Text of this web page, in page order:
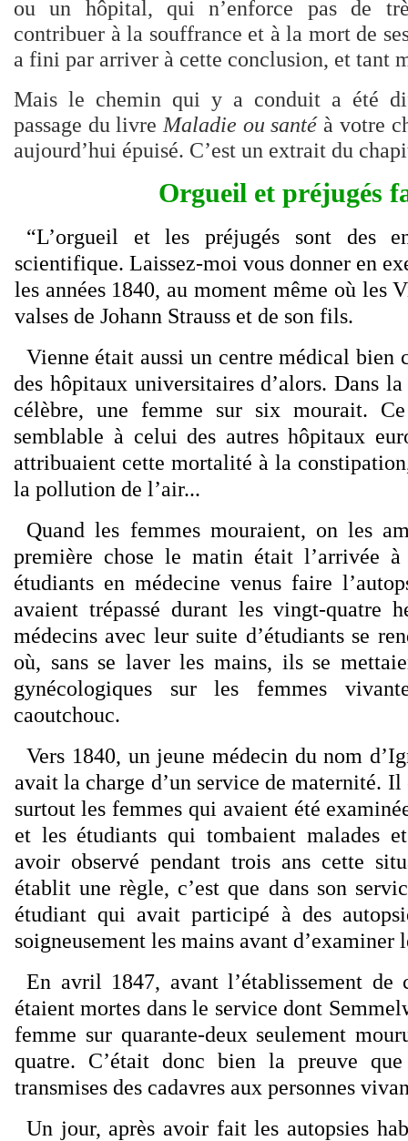
ou un hôpital, qui n’enforce pas de
contribuer à la souffrance et à la mort de
a fini par arriver à cette conclusion, et tant
Mais le chemin qui y a conduit a été
passage du livre Maladie ou santéà votre
aujourd’hui épuisé. C’est un extrait du
Orgueil et préjugés
“L’orgueil et les préjugés sont des
scientifique. Laissez-moi vous donner en
les années 1840, au moment même où les
valses de Johann Strauss et de son fils.
Vienne était aussi un centre médical bien
des hôpitaux universitaires d’alors. Dans
célèbre, une femme sur six mourait.
semblable à celui des autres hôpitaux
attribuaient cette mortalité à la
la pollution de l’air...
Quand les femmes mouraient, on les
première chose le matin était l’arrivée
étudiants en médecine venus faire
avaient trépassé durant les vingt-quatre
médecins avec leur suite d’étudiants se
où, sans se laver les mains, ils se
gynécologiques sur les femmes
caoutchouc.
Vers 1840, un jeune médecin du nom
avait la charge d’un service de maternité. Il
surtout les femmes qui avaient été
et les étudiants qui tombaient malades
avoir observé pendant trois ans cette
établit une règle, c’est que dans son
étudiant qui avait participé à des
soigneusement les mains avant d’examiner
En avril 1847, avant l’établissement de
étaient mortes dans le service dont
femme sur quarante-deux seulement
quatre. C’était donc bien la preuve
transmises des cadavres aux personnes
Un jour, après avoir fait les autopsies